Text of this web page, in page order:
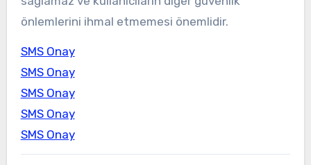
önlemlerini ihmal etmemesi önemlidir.
SMS Onay
SMS Onay
SMS Onay
SMS Onay
SMS Onay